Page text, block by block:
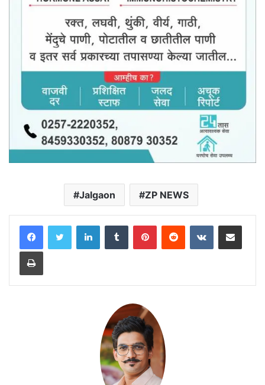
Jalgaon ZP NEWS
LinkedInTumblr PinterestReddit VKontakteShare via Email
Print